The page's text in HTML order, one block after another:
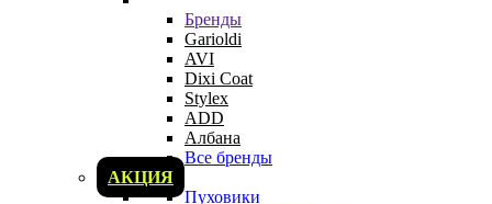
Бренды
Garioldi
AVI
Dixi Coat
Stylex
ADD
Албана
Все бренды
АКЦИЯ
Пуховики